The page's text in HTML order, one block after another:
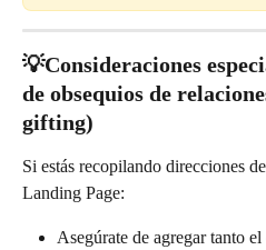
💡Consideraciones
de obsequios de
gifting)
Si estás recopilando direcciones
Landing Page:
Asegúrate de agregar tanto